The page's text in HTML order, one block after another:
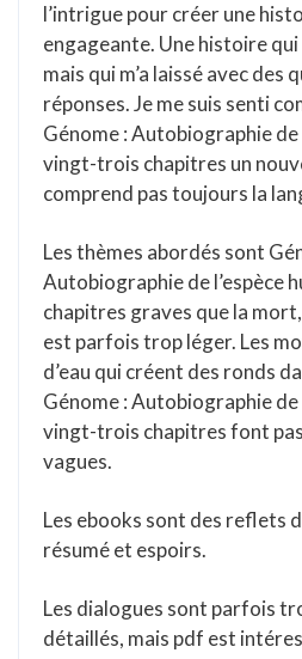
l’intrigue pour créer une
engageante. Une histoire
mais qui m’a laissé avec des
réponses. Je me suis senti
Génome : Autobiographie de
vingt-trois chapitres un
comprend pas toujours la
Les thèmes abordés sont
Autobiographie de l’espèce
chapitres graves que la
est parfois trop léger. Les
d’eau qui créent des ronds
Génome : Autobiographie de
vingt-trois chapitres font
vagues.
Les ebooks sont des reflets
résumé et espoirs.
Les dialogues sont parfois
détaillés, mais pdf est